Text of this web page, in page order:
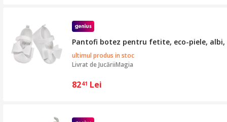
Pantofi botez pentru fetite, eco-piele, albi,
ultimul produs in stoc
Livrat deJucăriiMagia
8241 Lei